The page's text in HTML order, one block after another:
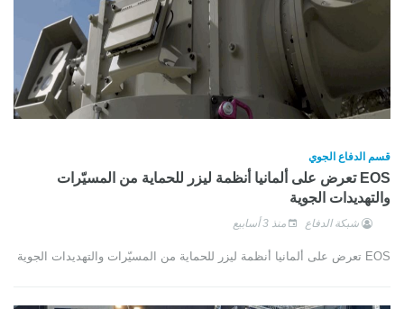
قسم الدفاع الجوي
EOS تعرض على ألمانيا أنظمة ليزر للحماية من المسيّرات
والتهديدات الجوية
شبكة الدفاع منذ 3 أسابيع
EOS تعرض على ألمانيا أنظمة ليزر للحماية من المسيّرات والتهديدات الجوية